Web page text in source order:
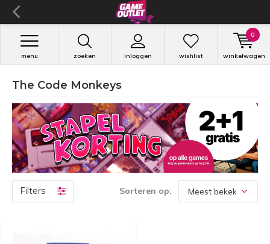
zoeken inloggen
menu wishlist winkelwagen
0
The Code Monkeys
Filters Sorteren op: